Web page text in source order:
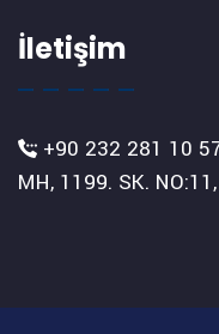
İletişim
+90 232 281 10
MH, 1199. SK.